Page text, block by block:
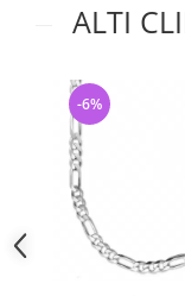
ALTI
-6%